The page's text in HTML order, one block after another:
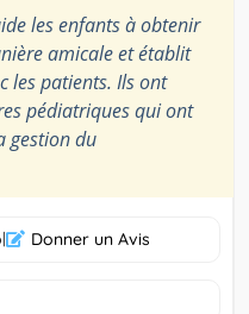
les enfants à obtenir
amicale et établit
les patients. Ils ont
pédiatriques qui ont
gestion du
| Donner un Avis